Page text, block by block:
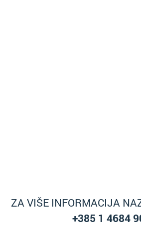
ZA VIŠE INFORMACIJA
+385 1 4684